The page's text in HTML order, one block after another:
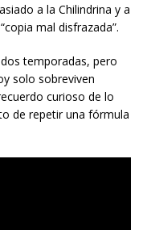
a la Chilindrina y a
mal disfrazada”.
temporadas, pero
solo sobreviven
curioso de lo
de repetir una fórmula